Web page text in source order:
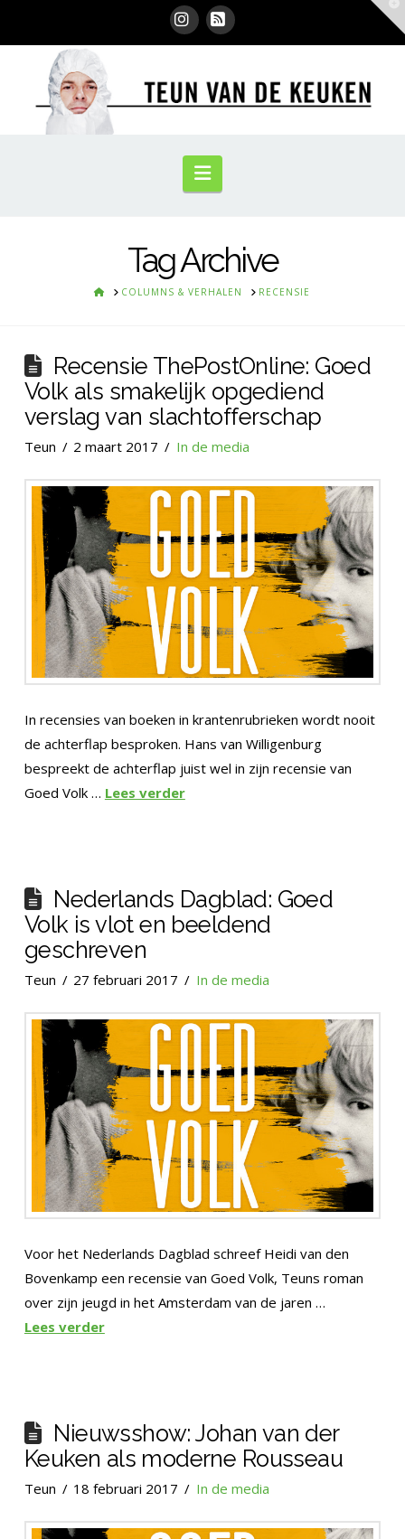
Instagram
RSS
Navigation
Tag Archive
HOMECOLUMNS & VERHALEN RECENSIE
Recensie ThePostOnline: Goed
Volk als smakelijk opgediend
verslag van slachtofferschap
Teun 2 maart 2017 In de media
In recensies van boeken in krantenrubrieken wordt nooit
de achterflap besproken. Hans van Willigenburg
bespreekt de achterflap juist wel in zijn recensie van
Goed Volk … Lees verder
Nederlands Dagblad: Goed
Volk is vlot en beeldend
geschreven
Teun 27 februari 2017 In de media
Voor het Nederlands Dagblad schreef Heidi van den
Bovenkamp een recensie van Goed Volk, Teuns roman
over zijn jeugd in het Amsterdam van de jaren …
Lees verder
Nieuwsshow: Johan van der
Keuken als moderne Rousseau
Teun 18 februari 2017 In de media